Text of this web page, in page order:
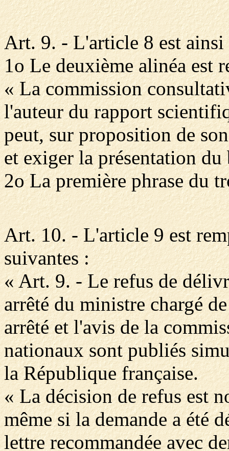
Art. 9. - L'article 8 est
1o Le deuxième alinéa est
« La commission
l'auteur du rapport
peut, sur proposition de
et exiger la présentation du
2o La première phrase du
Art. 10. - L'article 9 est
suivantes :
« Art. 9. - Le refus de
arrêté du ministre chargé
arrêté et l'avis de la
nationaux sont publiés
la République française.
« La décision de refus est
même si la demande a été
lettre recommandée avec